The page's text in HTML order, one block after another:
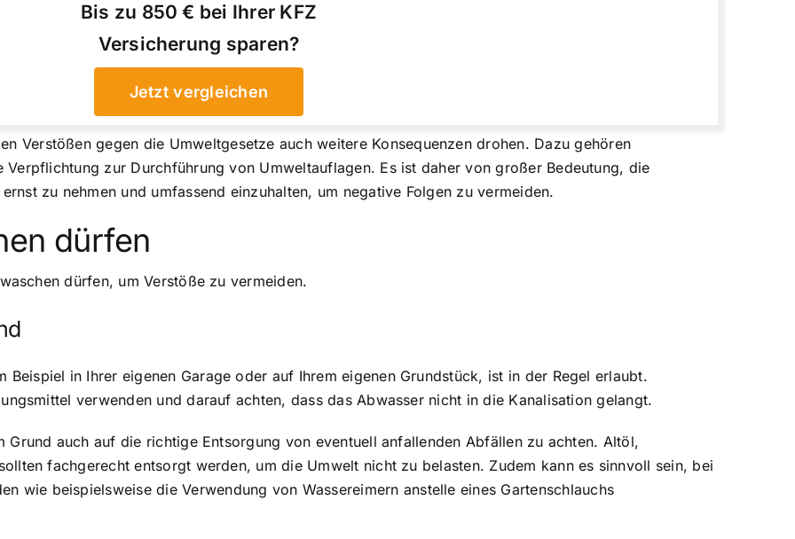
Bis zu 850 € bei Ihrer KFZ
Versicherung sparen?
Jetzt vergleichen
Verstößen gegen die Umweltgesetze auch weitere Konsequenzen drohen. Dazu gehören
zur Durchführung von Umweltauflagen. Es ist daher von großer Bedeutung, die
zu nehmen und umfassend einzuhalten, um negative Folgen zu vermeiden.
dürfen
dürfen, um Verstöße zu vermeiden.
in Ihrer eigenen Garage oder auf Ihrem eigenen Grundstück, ist in der Regel erlaubt.
verwenden und darauf achten, dass das Abwasser nicht in die Kanalisation gelangt.
auch auf die richtige Entsorgung von eventuell anfallenden Abfällen zu achten. Altöl,
fachgerecht entsorgt werden, um die Umwelt nicht zu belasten. Zudem kann es sinnvoll sein, bei
wie beispielsweise die Verwendung von Wassereimern anstelle eines Gartenschlauchs